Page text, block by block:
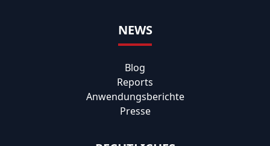
NEWS
Blog
Reports
Anwendungsberichte
Presse